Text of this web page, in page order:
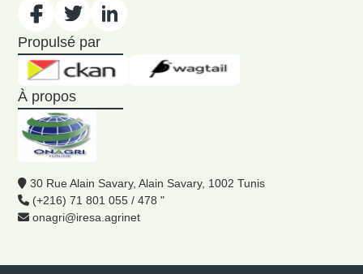
Propulsé par
À propos
30 Rue Alain Savary, Alain Savary, 1002 Tunis
(+216) 71 801 055 / 478 "
onagri@iresa.agrinet